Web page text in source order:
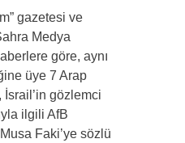
gazetesi ve
Medya
göre, aynı
üye 7 Arap
gözlemci
ilgili AfB
Faki’ye sözlü